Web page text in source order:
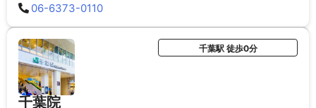
06-6373-0110
千葉院
千葉駅 徒歩0分